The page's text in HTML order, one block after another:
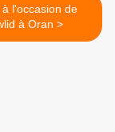
l'occasion de
Mawlid à Oran >